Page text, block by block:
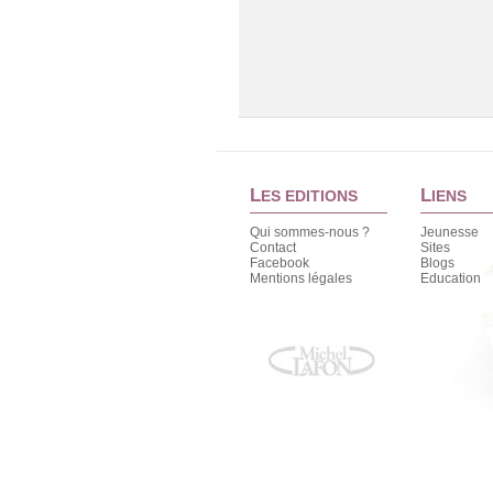
LES EDITIONS
Qui sommes-nous ?
Contact
Facebook
Mentions légales
LIENS
Jeunesse
Sites
Blogs
Education